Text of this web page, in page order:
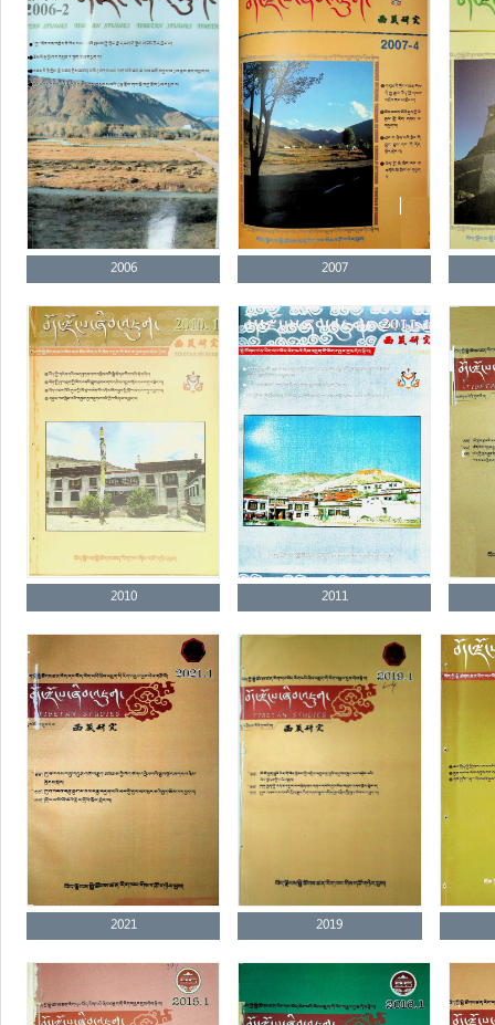
2006 2007
2010 2011
2021 2019